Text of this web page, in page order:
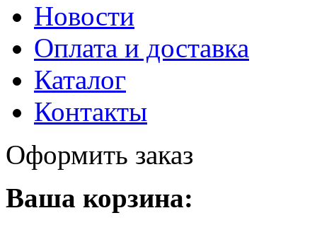
Новости
Оплата и доставка
Каталог
Контакты
Оформить заказ
Ваша корзина: